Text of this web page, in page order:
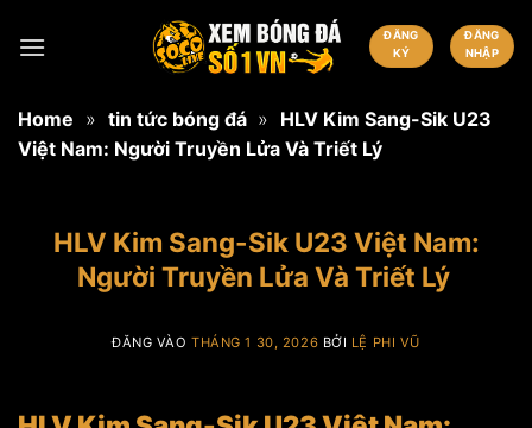
qua
ĐĂNG
KÝ
ĐĂNG
NHẬP
Home » tin tức bóng đá » HLV Kim Sang-Sik U23
Việt Nam: Người Truyền Lửa Và Triết Lý
HLV Kim Sang-Sik U23 Việt Nam:
Người Truyền Lửa Và Triết Lý
ĐĂNG VÀOTHÁNG 1 30, 2026 BỞI LỆ PHI VŨ